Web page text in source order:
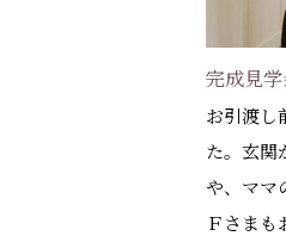
完成見学
お引渡し
た。玄関
や、ママ
Ｆさまも